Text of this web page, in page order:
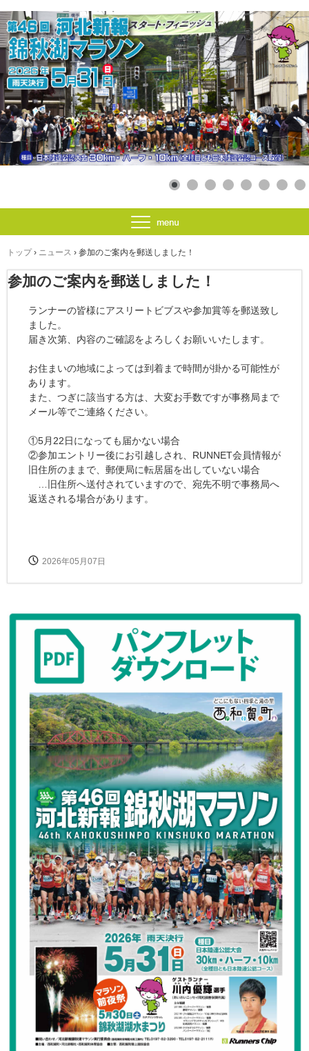
トップ › ニュース › 参加のご案内を郵送しました！
参加のご案内を郵送しました！
ランナーの皆様にアスリートビブスや参加賞等を郵送致し
ました。
届き次第、内容のご確認をよろしくお願いいたします。
お住まいの地域によっては到着まで時間が掛かる可能性が
あります。
また、つぎに該当する方は、大変お手数ですが事務局まで
メール等でご連絡ください。
①5月22日になっても届かない場合
②参加エントリー後にお引越しされ、RUNNET会員情報が
旧住所のままで、郵便局に転居届を出していない場合
…旧住所へ送付されていますので、宛先不明で事務局へ
返送される場合があります。
2026年05月07日